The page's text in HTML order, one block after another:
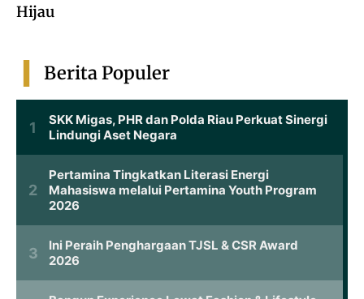
Hijau
Berita Populer